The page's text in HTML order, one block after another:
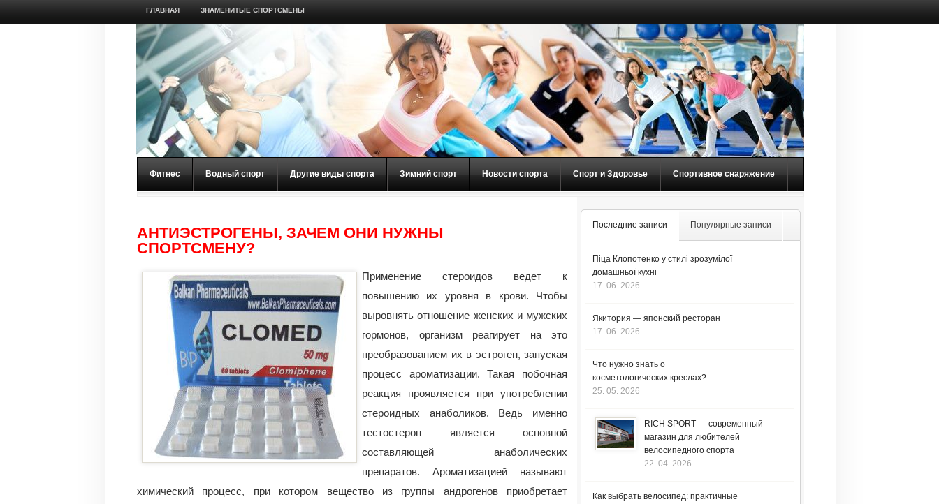
ГЛАВНАЯ ЗНАМЕНИТЫЕ СПОРТСМЕНЫ
Фитнес Водный спорт Другие виды спорта Зимний спорт Новости спорта Спорт и Здоровье Спортивное снаряжение
АНТИЭСТРОГЕНЫ, ЗАЧЕМ ОНИ НУЖНЫ
СПОРТСМЕНУ?
Применение стероидов ведет к
повышению их уровня в крови. Чтобы
выровнять отношение женских и мужских
гормонов, организм реагирует на это
преобразованием их в эстроген, запуская
процесс ароматизации.Такая побочная
реакция проявляется при употреблении
стероидных анаболиков. Ведь именно
тестостерон является основной
составляющей анаболических
препаратов. Ароматизацией называют
химический процесс, при котором вещество из группы андрогенов приобретает
Последние записи Популярные записи
Піца Клопотенко у стилі зрозумілої
домашньої кухні
17. 06. 2026
Якитория — японский ресторан
17. 06. 2026
Что нужно знать о
косметологических креслах?
25. 05. 2026
RICH SPORT — современный
магазин для любителей
велосипедного спорта
22. 04. 2026
Как выбрать велосипед: практичные